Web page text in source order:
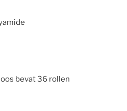
bevat 36 rollen